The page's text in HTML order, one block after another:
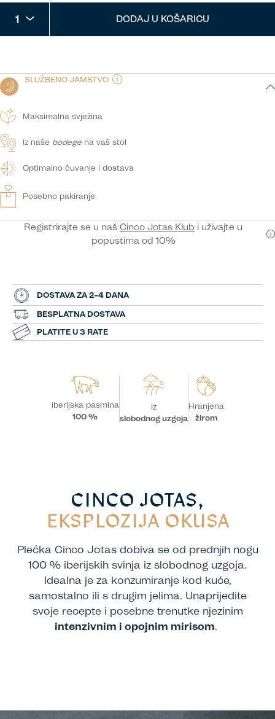
1 DODAJ U KOŠARICU
SLUŽBENO JAMSTVO
Maksimalna svježina
Iz naše bodege na vaš stol
Optimalno čuvanje i dostava
Posebno pakiranje
Registrirajte se u naš Cinco Jotas Klub i uživajte u
popustima od 10%
DOSTAVA ZA 2–4 DANA
BESPLATNA DOSTAVA
PLATITE U 3 RATE
iberijska pasmina
100 %
Iz
slobodnog uzgoja
Hranjena
žirom
CINCO JOTAS,
EKSPLOZIJA OKUSA
Plećka Cinco Jotas dobiva se od prednjih nogu
100 % iberijskih svinja iz slobodnog uzgoja.
Idealna je za konzumiranje kod kuće,
samostalno ili s drugim jelima. Unaprijedite
svoje recepte i posebne trenutke njezinim
intenzivnim i opojnim mirisom.